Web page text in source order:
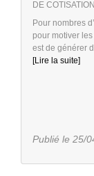
DE
Pour nombres
pour motiver
est de générer
[Lire la suite]
Publié le 25/